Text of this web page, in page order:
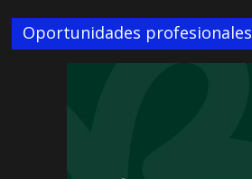
Oportunidades profesionales